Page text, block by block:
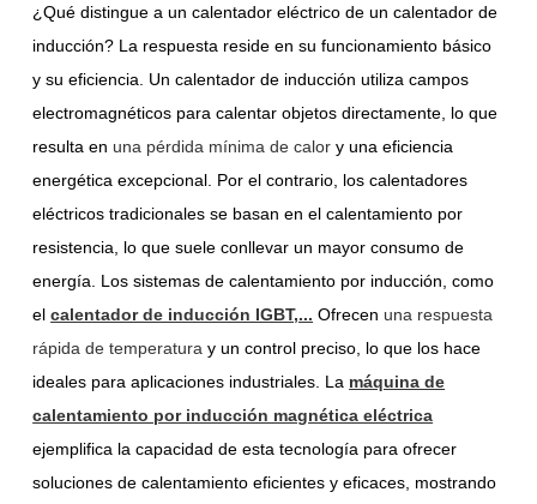
¿Qué distingue a un calentador eléctrico de un calentador de
inducción? La respuesta reside en su funcionamiento básico
y su eficiencia. Un calentador de inducción utiliza campos
electromagnéticos para calentar objetos directamente, lo que
resulta en una pérdida mínima de calor y una eficiencia
energética excepcional. Por el contrario, los calentadores
eléctricos tradicionales se basan en el calentamiento por
resistencia, lo que suele conllevar un mayor consumo de
energía. Los sistemas de calentamiento por inducción, como
el calentador de inducción IGBT,... Ofrecen una respuesta
rápida de temperatura y un control preciso, lo que los hace
ideales para aplicaciones industriales. La máquina de
calentamiento por inducción magnética eléctrica
ejemplifica la capacidad de esta tecnología para ofrecer
soluciones de calentamiento eficientes y eficaces, mostrando